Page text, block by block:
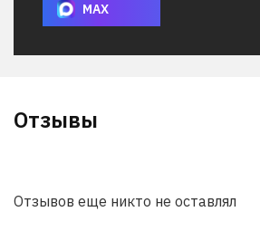
MAX
Отзывы
Отзывов еще никто не оставлял